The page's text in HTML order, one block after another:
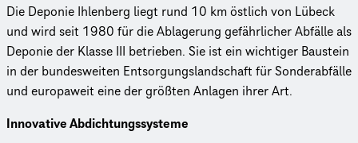
Die Deponie Ihlenberg liegt rund 10 km östlich von Lübeck
und wird seit 1980 für die Ablagerung gefährlicher Abfälle als
Deponie der Klasse III betrieben. Sie ist ein wichtiger Baustein
in der bundesweiten Entsorgungslandschaft für Sonderabfälle
und europaweit eine der größten Anlagen ihrer Art.
Innovative Abdichtungssysteme